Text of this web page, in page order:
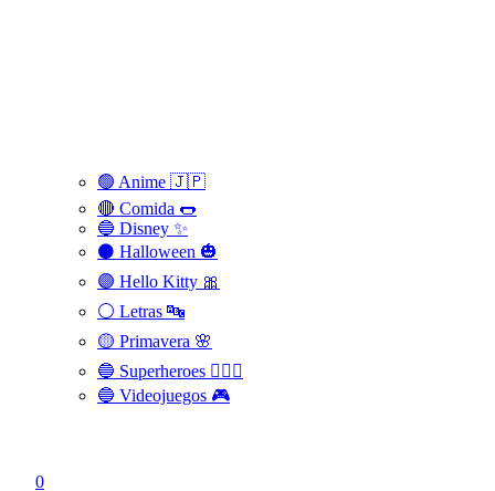
🟢 Anime 🇯🇵
🔴 Comida 🌭
🔵 Disney ✨
⚫ Halloween 🎃
🟣 Hello Kitty 🎀
⚪️ Letras 🔤
🟡 Primavera 🌸
🔵 Superheroes 🦸🏻‍♂️
🔵 Videojuegos 🎮
0